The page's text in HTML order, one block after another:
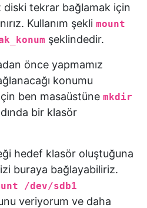
diski tekrar bağlamak için
Kullanım şekli mount
şeklindedir.
önce yapmamız
konumu
ben masaüstüne mkdir
bir klasör
hedef klasör oluştuğuna
buraya bağlayabiliriz.
/dev/sdb1
veriyorum ve daha